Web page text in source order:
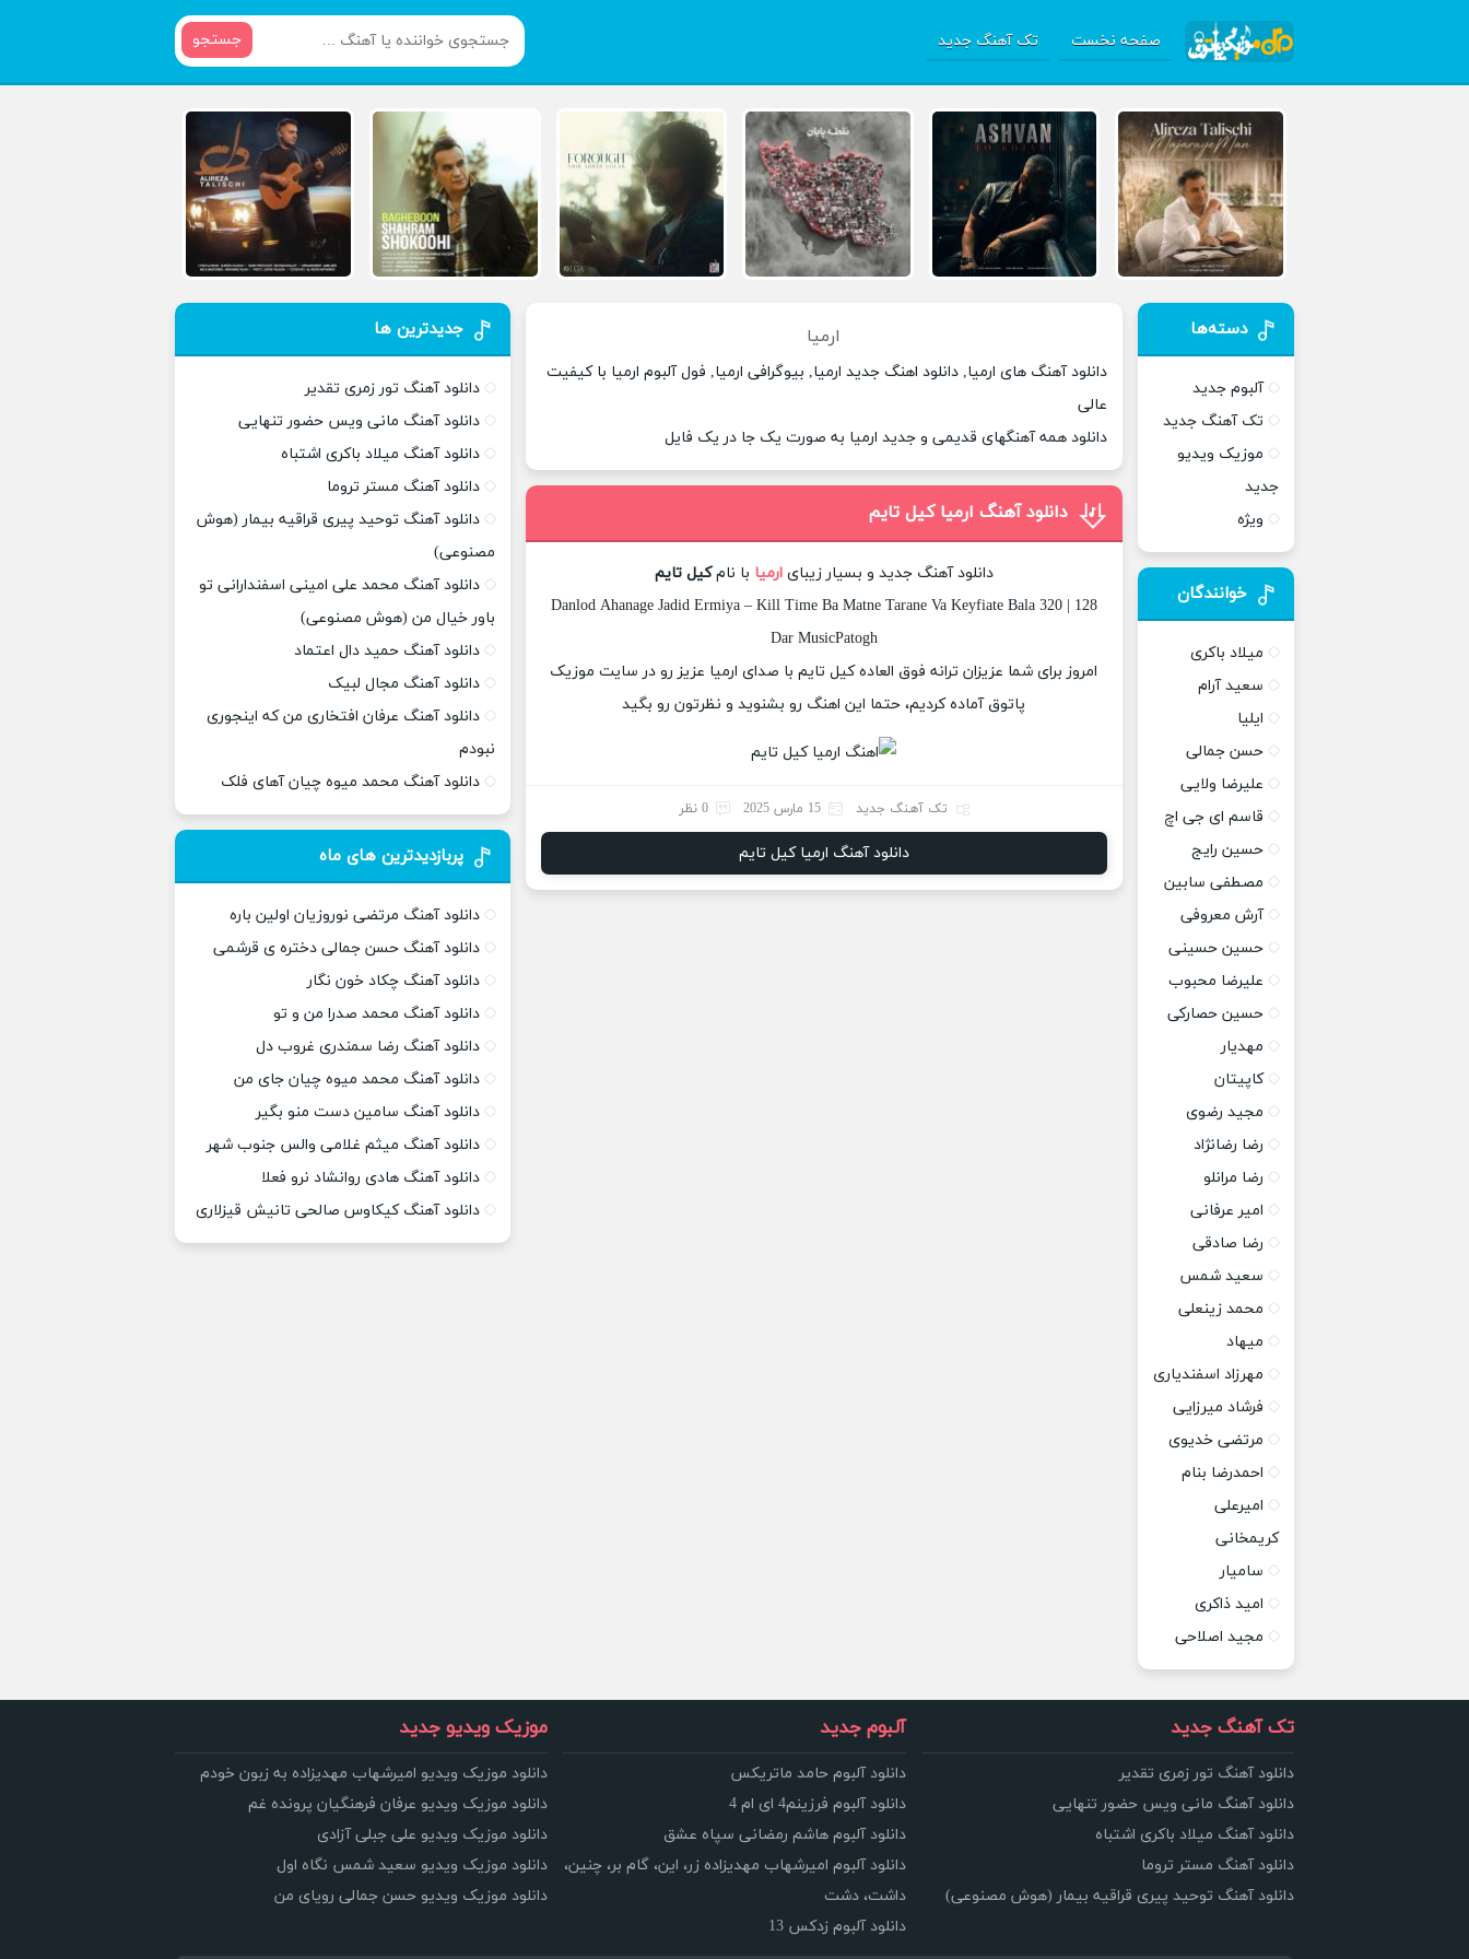
صفحه نخست تک آهنگ جدید جستجو
ارمیا
دانلود آهنگ های ارمیا, دانلود اهنگ جدید ارمیا, بیوگرافی ارمیا, فول آلبوم ارمیا با کیفیت
عالی
دانلود همه آهنگهای قدیمی و جدید ارمیا به صورت یک جا در یک فایل
دانلود آهنگ ارمیا کیل تایم
دانلود آهنگ جدید و بسیار زیبایارمیا با نامکیل تایم
Danlod Ahanage Jadid Ermiya – Kill Time Ba Matne Tarane Va Keyfiate Bala 320 | 128
Dar MusicPatogh
امروز برای شما عزیزان ترانه فوق العاده کیل تایم با صدای ارمیا عزیز رو در سایت موزیک
پاتوق آماده کردیم، حتما این اهنگ رو بشنوید و نظرتون رو بگید
تک آهنگ جدید 15 مارس 2025 0 نظر
دانلود آهنگ ارمیا کیل تایم
دسته‌ها
آلبوم جدید
تک آهنگ جدید
موزیک ویدیو
جدید
ویژه
خوانندگان
میلاد باکری
سعید آرام
ایلیا
حسن جمالی
علیرضا ولایی
قاسم ای جی اچ
حسین رایج
مصطفی سابین
آرش معروفی
حسین حسینی
علیرضا محبوب
حسین حصارکی
مهدیار
کاپیتان
مجید رضوی
رضا رضانژاد
رضا مرانلو
امیر عرفانی
رضا صادقی
سعید شمس
محمد زینعلی
میهاد
مهرزاد اسفندیاری
فرشاد میرزایی
مرتضی خدیوی
احمدرضا بنام
امیرعلی
کریمخانی
سامیار
امید ذاکری
مجید اصلاحی
جدیدترین ها
دانلود آهنگ تور زمری تقدیر
دانلود آهنگ مانی ویس حضور تنهایی
دانلود آهنگ میلاد باکری اشتباه
دانلود آهنگ مستر تروما
دانلود آهنگ توحید پیری قراقیه بیمار (هوش
مصنوعی)
دانلود آهنگ محمد علی امینی اسفندارانی تو
باور خیال من (هوش مصنوعی)
دانلود آهنگ حمید دال اعتماد
دانلود آهنگ مجال لبیک
دانلود آهنگ عرفان افتخاری من که اینجوری
نبودم
دانلود آهنگ محمد میوه چیان آهای فلک
پربازدیدترین های ماه
دانلود آهنگ مرتضی نوروزیان اولین باره
دانلود آهنگ حسن جمالی دختره ی قرشمی
دانلود آهنگ چکاد خون نگار
دانلود آهنگ محمد صدرا من و تو
دانلود آهنگ رضا سمندری غروب دل
دانلود آهنگ محمد میوه چیان جای من
دانلود آهنگ سامین دست منو بگیر
دانلود آهنگ میثم غلامی والس جنوب شهر
دانلود آهنگ هادی روانشاد نرو فعلا
دانلود آهنگ کیکاوس صالحی تانیش قیزلاری
تک آهنگ جدید
دانلود آهنگ تور زمری تقدیر
دانلود آهنگ مانی ویس حضور تنهایی
دانلود آهنگ میلاد باکری اشتباه
دانلود آهنگ مستر تروما
دانلود آهنگ توحید پیری قراقیه بیمار (هوش مصنوعی)
آلبوم جدید
دانلود آلبوم حامد ماتریکس
دانلود آلبوم فرزینم4 ای ام 4
دانلود آلبوم هاشم رمضانی سپاه عشق
دانلود آلبوم امیرشهاب مهدیزاده زر، این، گام بر، چنین،
داشت، دشت
دانلود آلبوم زدکس 13
موزیک ویدیو جدید
دانلود موزیک ویدیو امیرشهاب مهدیزاده به زبون خودم
دانلود موزیک ویدیو عرفان فرهنگیان پرونده غم
دانلود موزیک ویدیو علی جبلی آزادی
دانلود موزیک ویدیو سعید شمس نگاه اول
دانلود موزیک ویدیو حسن جمالی رویای من